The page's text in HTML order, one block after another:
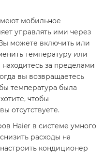
мобильное
управлять ими через
можете включить или
температуру или
за пределами
вы возвращаетесь
температура была
чтобы
отсутствуете.
Haier в системе умного
расходы на
кондиционер